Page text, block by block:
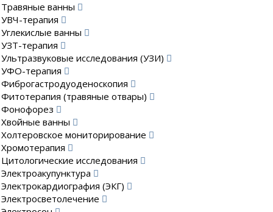
Травяные ванны
УВЧ-терапия
Углекислые ванны
УЗТ-терапия
Ультразвуковые исследования (УЗИ)
УФО-терапия
Фиброгастродуоденоскопия
Фитотерапия (травяные отвары)
Фонофорез
Хвойные ванны
Холтеровское мониторирование
Хромотерапия
Цитологические исследования
Электроакупунктура
Электрокардиография (ЭКГ)
Электросветолечение